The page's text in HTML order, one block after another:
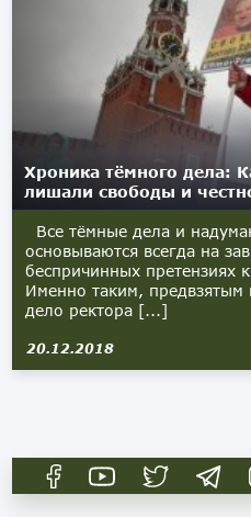
Хроника тёмного дела:
лишали свободы и
Все тёмные дела и
основываются всегда на
беспричинных претензиях
Именно таким,
дело ректора [...]
20.12.2018